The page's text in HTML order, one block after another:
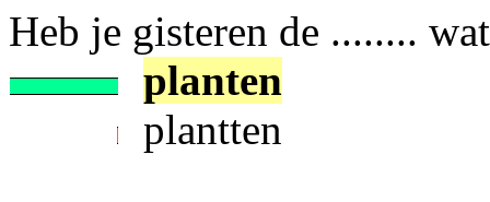
Heb je gisteren de ........
planten
plantten